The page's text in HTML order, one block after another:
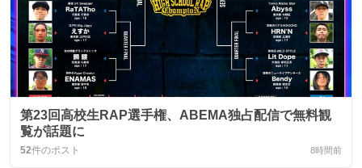
第23回高校生RAP選手権、ABEMA独占配信で無料観
覧が話題に
52件のポスト 8時間前